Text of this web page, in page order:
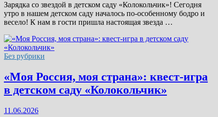
Зарядка со звездой в детском саду «Колокольчик»! Сегодня
утро в нашем детском саду началось по-особенному бодро и
весело! К нам в гости пришла настоящая звезда …
Без рубрики
«Моя Россия, моя страна»: квест-игра
в детском саду «Колокольчик»
11.06.2026